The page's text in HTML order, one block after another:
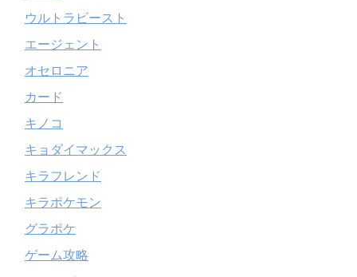
ウルトラビースト
エージェント
オセロニア
カード
キノコ
キョダイマックス
キラフレンド
キラポケモン
グラポケ
ゲーム攻略